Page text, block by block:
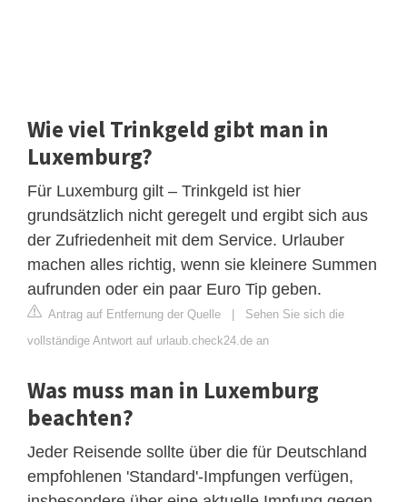
Wie viel Trinkgeld gibt man in
Luxemburg?
Für Luxemburg gilt – Trinkgeld ist hier
grundsätzlich nicht geregelt und ergibt sich aus
der Zufriedenheit mit dem Service. Urlauber
machen alles richtig, wenn sie kleinere Summen
aufrunden oder ein paar Euro Tip geben.
Antrag auf Entfernung der Quelle | Sehen Sie sich die
vollständige Antwort auf urlaub.check24.de an
Was muss man in Luxemburg
beachten?
Jeder Reisende sollte über die für Deutschland
empfohlenen 'Standard'-Impfungen verfügen,